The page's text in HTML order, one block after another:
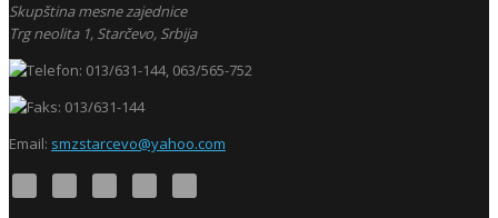
Skupština mesne zajednice
Trg neolita 1, Starčevo, Srbija
013/631-144, 063/565-752
013/631-144
Email: smzstarcevo@yahoo.com